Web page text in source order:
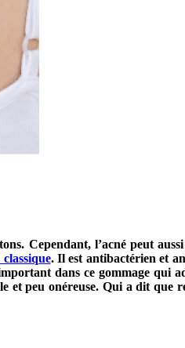
Cependant, l’acné peut
. Il est antibactérien et
dans ce gommage
peu onéreuse. Qui a dit